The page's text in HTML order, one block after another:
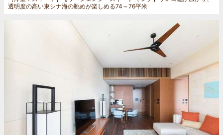
透明度の高い東シナ海の眺めが楽しめる74～76平米